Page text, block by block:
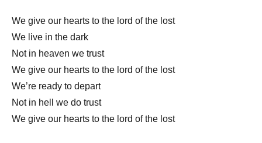
We give our hearts to the lord of the lost
We live in the dark
Not in heaven we trust
We give our hearts to the lord of the lost
We’re ready to depart
Not in hell we do trust
We give our hearts to the lord of the lost